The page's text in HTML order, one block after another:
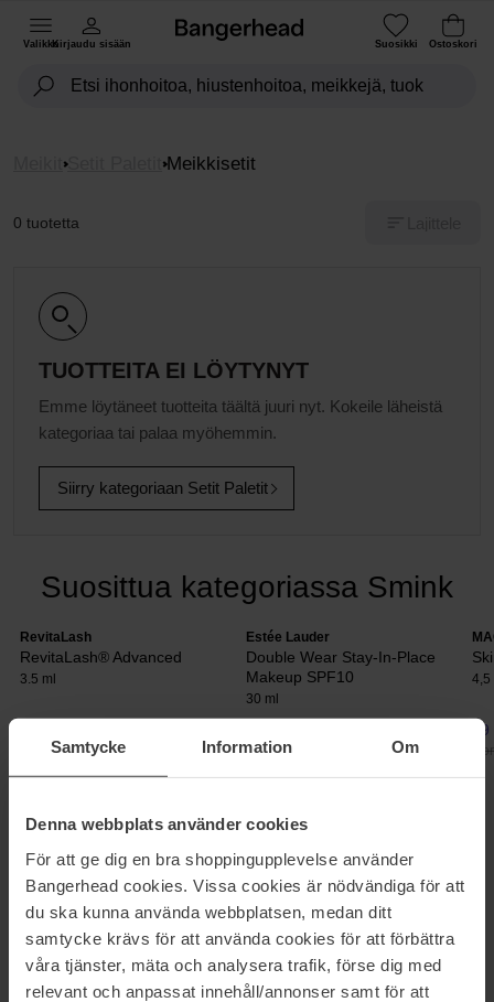
Samtycke Information Om
Denna webbplats använder cookies
För att ge dig en bra shoppingupplevelse använder
Bangerhead cookies. Vissa cookies är nödvändiga för att
du ska kunna använda webbplatsen, medan ditt
samtycke krävs för att använda cookies för att förbättra
våra tjänster, mäta och analysera trafik, förse dig med
relevant och anpassat innehåll/annonser samt för att
ValikkoKirjaudu sisään Suosikki Ostoskori
Setit Paletit Meikkisetit
0 tuotetta
TUOTTEITA EI LÖYTYNYT
Emme löytäneet tuotteita täältä juuri nyt. Kokeile läheistä
kategoriaa tai palaa myöhemmin.
Siirry kategoriaan Setit Paletit
Suosittua kategoriassa Smink
RevitaLash
RevitaLash® Advanced
3.5 ml
Normaali hinta 149 €
Estée Lauder
Double Wear Stay-In-Place
Makeup SPF10
30 ml
Normaali hinta 58 €
4,5
MEIKKISETIT
Kauneustuotteet ovat lahjoja jotka eivät varmasti jää käyttämättä!
Bangerheadilta löydät laajan valikoiman yllellisiä ja suosittuja
lahjasettejä, jotka ilahduttavat varmasti saajaansa. Settien joukosta
löydät suositut ihonhoito-, hiustenhoito- ja meikkituotteilta monilta
suosituilta tuotemerkeiltä, kuten Dermalogica, Kérastase, NYX,
Gucci ja Estée Lauder.